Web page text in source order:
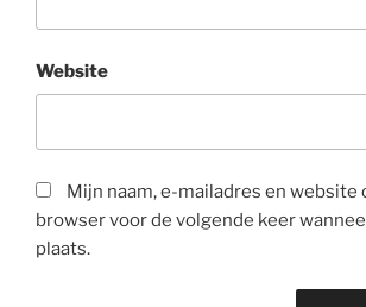
Website
Mijn naam, e-mailadres en website
browser voor de volgende keer
plaats.